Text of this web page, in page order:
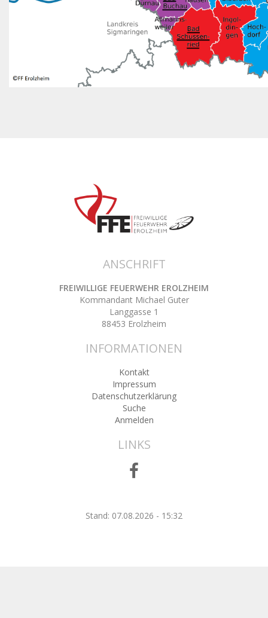
ANSCHRIFT
FREIWILLIGE FEUERWEHR EROLZHEIM
Kommandant Michael Guter
Langgasse 1
88453 Erolzheim
INFORMATIONEN
Kontakt
Impressum
Datenschutzerklärung
Suche
Anmelden
LINKS
Stand: 07.08.2026 - 15:32